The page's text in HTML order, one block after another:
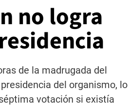
no logra
de la madrugada del
del organismo, lo
votación si existía